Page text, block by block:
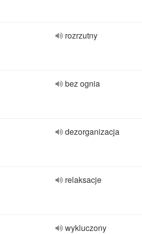
rozrzutny
bez ognia
dezorganizacja
relaksacje
wykluczony